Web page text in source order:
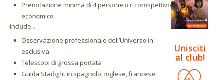
Prenotazione minima di 4 persone o il corrispettivo
economico
include...
Osservazione professionale dell’Universo in
esclusiva
Telescopi di grossa portata
Guida Starlight in spagnolo, inglese, francese,
Unisciti
al club!